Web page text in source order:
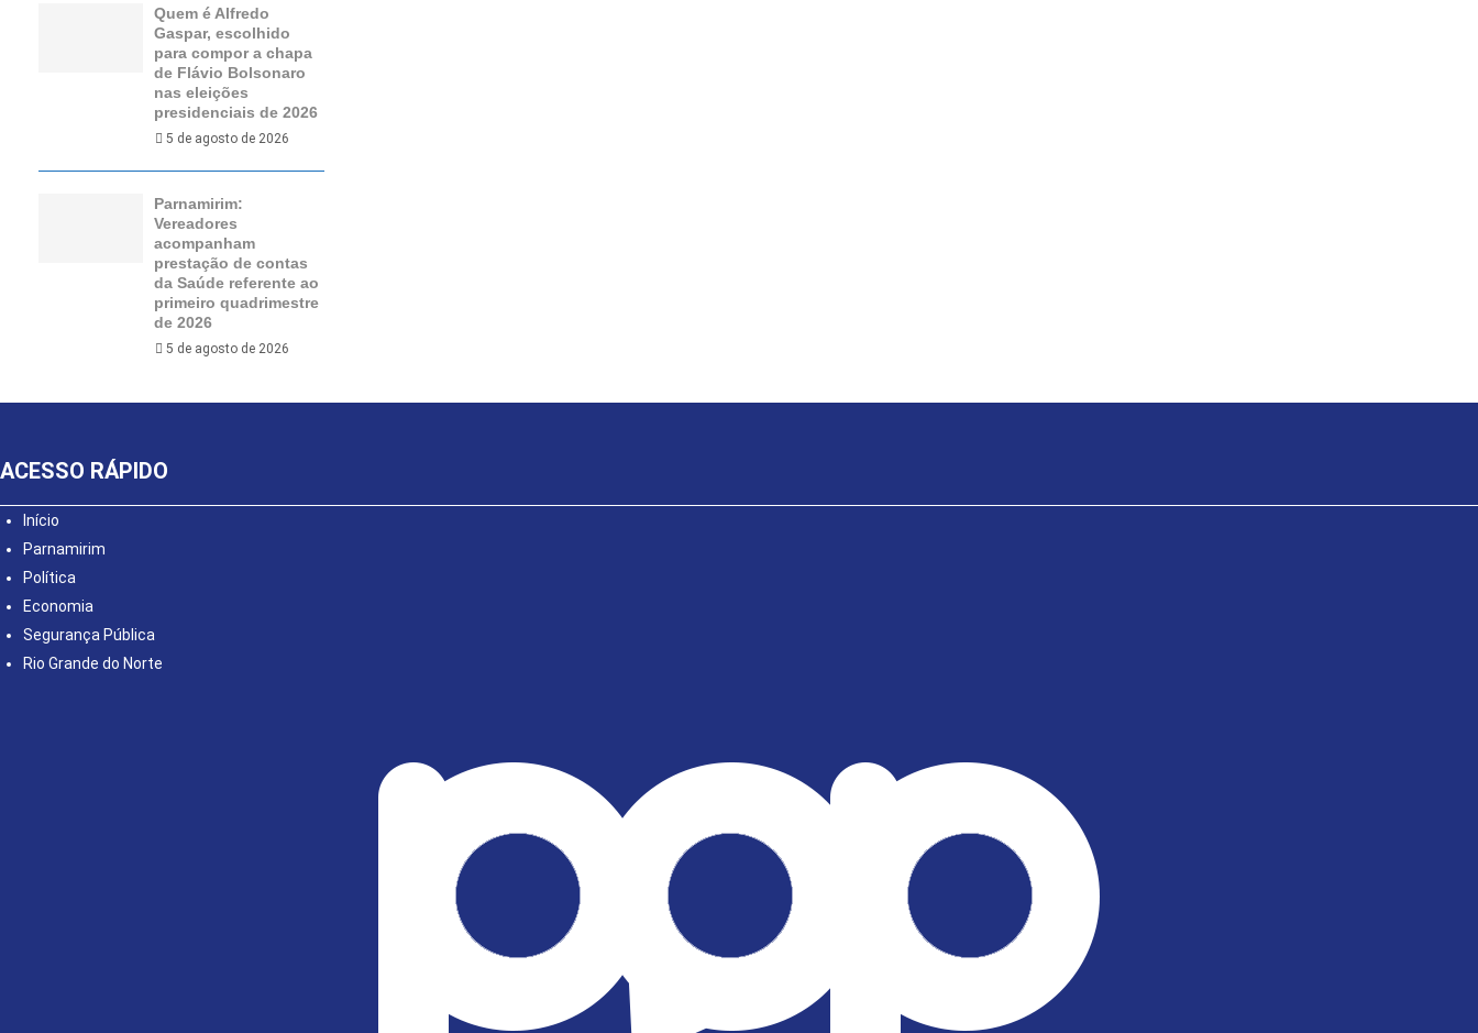
Quem é Alfredo
Gaspar, escolhido
para compor a chapa
de Flávio Bolsonaro
nas eleições
presidenciais de 2026
5 de agosto de 2026
Parnamirim:
Vereadores
acompanham
prestação de contas
da Saúde referente ao
primeiro quadrimestre
de 2026
5 de agosto de 2026
ACESSO RÁPIDO
Início
Parnamirim
Política
Economia
Segurança Pública
Rio Grande do Norte